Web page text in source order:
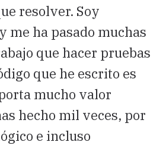
resolver. Soy
me ha pasado muchas
que hacer pruebas
que he escrito es
mucho valor
hecho mil veces, por
e incluso